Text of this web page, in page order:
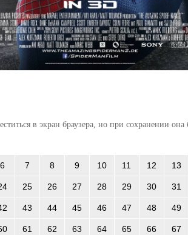
в экран браузера, но при сохранении она
6 7 8 9 10 11 12 13
25 26 27 28 29 30 31
43 44 45 46 47 48 49
61 62 63 64 65 66 67